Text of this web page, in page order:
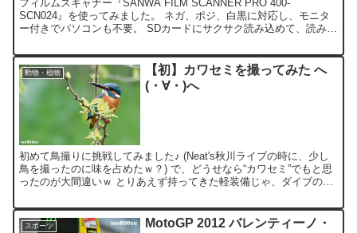
フィルムスキャナー『SANWA FILM SCANNER PRO 400-
SCN024』を使ってみました。 ネガ、ポジ、白黒に対応し、モニタ
ー付きでパソコンも不要。 SDカードにサクサク読み込めて、読み込
動物・植物
【初】カワセミを撮ってみた へ
(・∀・)へ
初めて鳥撮りに挑戦してみました♪ (Neat's秋川ライブの時に、少し
鳥を撮ったのに味を占めたｗ？) で、どうせなら“カワセミ”でもと思
ったのが大間違いｗ とりあえず持ってきた軽装備じゃ、ダイブの瞬
スポーツ
MotoGP 2012 バレンティーノ・